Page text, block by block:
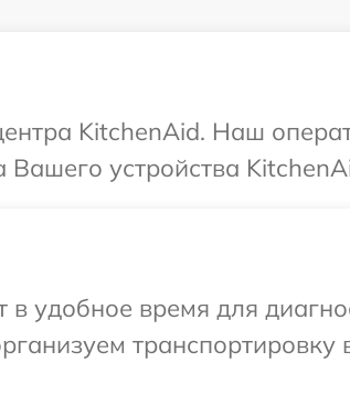
KitchenAid. Наш
Вашего устройства
удобное время для